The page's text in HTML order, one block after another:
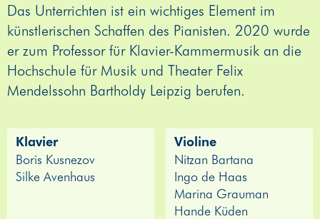
Das Unterrichten ist ein wichtiges Element im
künstlerischen Schaffen des Pianisten. 2020 wurde
er zum Professor für Klavier-Kammermusik an die
Hochschule für Musik und Theater Felix
Mendelssohn Bartholdy Leipzig berufen.
Klavier
Boris Kusnezov
Silke Avenhaus
Violine
Nitzan Bartana
Ingo de Haas
Marina Grauman
Hande Küden